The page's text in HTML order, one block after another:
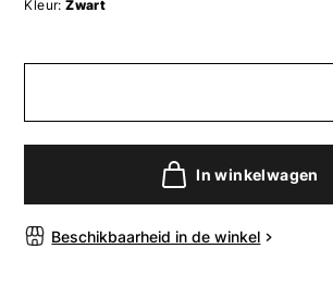
Kleur: Zwart
In winkelwagen
Beschikbaarheid in de winkel